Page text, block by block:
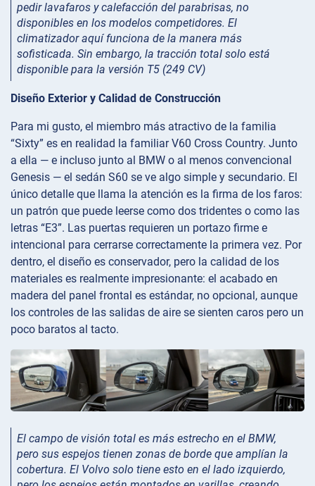
pedir lavafaros y calefacción del parabrisas, no
disponibles en los modelos competidores. El
climatizador aquí funciona de la manera más
sofisticada. Sin embargo, la tracción total solo está
disponible para la versión T5 (249 CV)
Diseño Exterior y Calidad de Construcción
Para mi gusto, el miembro más atractivo de la familia
“Sixty” es en realidad la familiar V60 Cross Country. Junto
a ella — e incluso junto al BMW o al menos convencional
Genesis — el sedán S60 se ve algo simple y secundario. El
único detalle que llama la atención es la firma de los faros:
un patrón que puede leerse como dos tridentes o como las
letras “E3”. Las puertas requieren un portazo firme e
intencional para cerrarse correctamente la primera vez. Por
dentro, el diseño es conservador, pero la calidad de los
materiales es realmente impresionante: el acabado en
madera del panel frontal es estándar, no opcional, aunque
los controles de las salidas de aire se sienten caros pero un
poco baratos al tacto.
El campo de visión total es más estrecho en el BMW,
pero sus espejos tienen zonas de borde que amplían la
cobertura. El Volvo solo tiene esto en el lado izquierdo,